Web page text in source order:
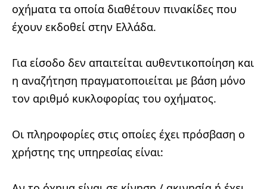
οχήματα τα οποία διαθέτουν πινακίδες που
έχουν εκδοθεί στην Ελλάδα.
Για είσοδο δεν απαιτείται αυθεντικοποίηση και
η αναζήτηση πραγματοποιείται με βάση μόνο
τον αριθμό κυκλοφορίας του οχήματος.
Οι πληροφορίες στις οποίες έχει πρόσβαση ο
χρήστης της υπηρεσίας είναι: